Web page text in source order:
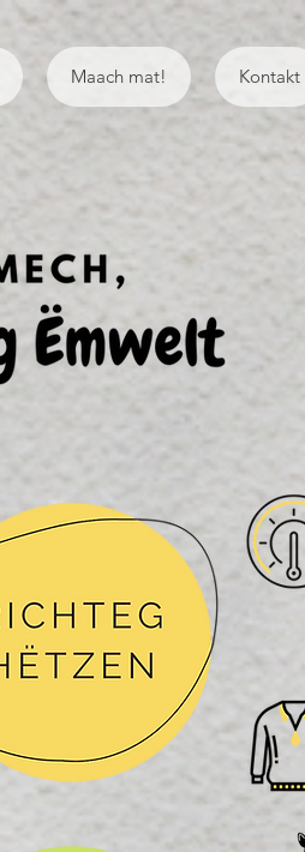
Maach mat! Kontakt